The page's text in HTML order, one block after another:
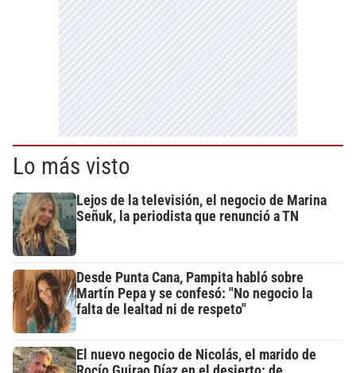
Lo más visto
Lejos de la televisión, el negocio de Marina
Señuk, la periodista que renunció a TN
Desde Punta Cana, Pampita habló sobre
Martín Pepa y se confesó: "No negocio la
falta de lealtad ni de respeto"
El nuevo negocio de Nicolás, el marido de